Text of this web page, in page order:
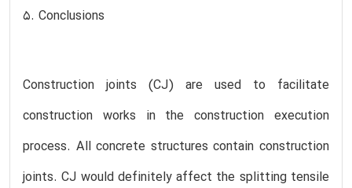
5. Conclusions
Construction joints (CJ) are used to facilitate
construction works in the construction execution
process. All concrete structures contain construction
joints. CJ would definitely affect the splitting tensile